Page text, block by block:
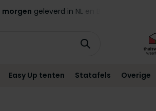
morgen geleverd in NL en BE!*
Easy Up tenten Statafels Overige